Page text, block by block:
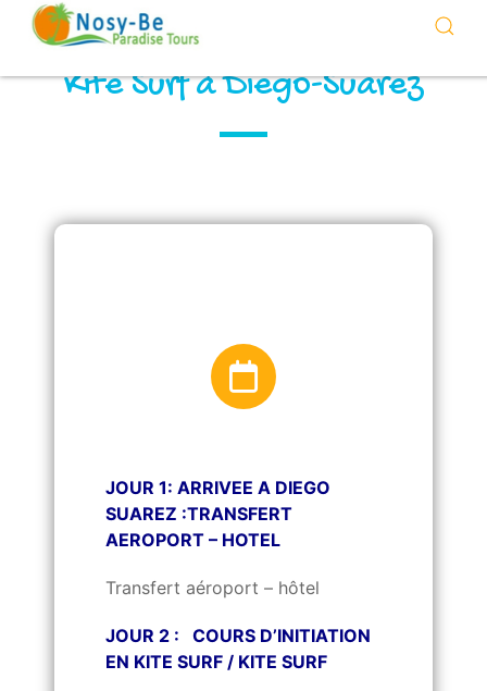
Kite Surf à Diego-Suarez
JOUR 1: ARRIVEE A DIEGO
SUAREZ :TRANSFERT
AEROPORT – HOTEL
Transfert aéroport – hôtel
JOUR 2 : COURS D’INITIATION
EN KITE SURF / KITE SURF